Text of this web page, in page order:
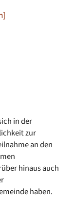
in der
zur
an den
hinaus auch
haben.